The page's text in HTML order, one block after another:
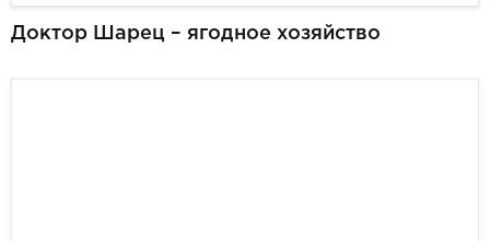
Доктор Шарец – ягодное хозяйство